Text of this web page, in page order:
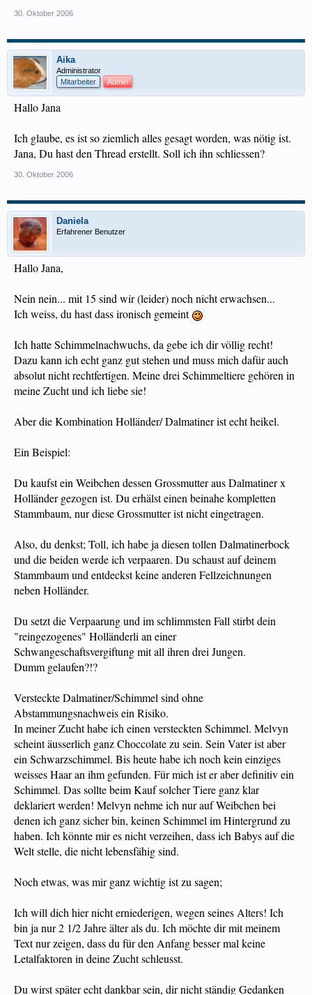
30. Oktober 2006
Aika
Administrator
Mitarbeiter
Admin
Hallo Jana
Ich glaube, es ist so ziemlich alles gesagt worden, was nötig ist.
Jana, Du hast den Thread erstellt. Soll ich ihn schliessen?
30. Oktober 2006
Daniela
Erfahrener Benutzer
Hallo Jana,
Nein nein... mit 15 sind wir (leider) noch nicht erwachsen...
Ich weiss, du hast dass ironisch gemeint
Ich hatte Schimmelnachwuchs, da gebe ich dir völlig recht!
Dazu kann ich echt ganz gut stehen und muss mich dafür auch
absolut nicht rechtfertigen. Meine drei Schimmeltiere gehören in
meine Zucht und ich liebe sie!
Aber die Kombination Holländer/ Dalmatiner ist echt heikel.
Ein Beispiel:
Du kaufst ein Weibchen dessen Grossmutter aus Dalmatiner x
Holländer gezogen ist. Du erhälst einen beinahe kompletten
Stammbaum, nur diese Grossmutter ist nicht eingetragen.
Also, du denkst; Toll, ich habe ja diesen tollen Dalmatinerbock
und die beiden werde ich verpaaren. Du schaust auf deinem
Stammbaum und entdeckst keine anderen Fellzeichnungen
neben Holländer.
Du setzt die Verpaarung und im schlimmsten Fall stirbt dein
"reingezogenes" Holländerli an einer
Schwangeschaftsvergiftung mit all ihren drei Jungen.
Dumm gelaufen?!?
Versteckte Dalmatiner/Schimmel sind ohne
Abstammungsnachweis ein Risiko.
In meiner Zucht habe ich einen versteckten Schimmel. Melvyn
scheint äusserlich ganz Choccolate zu sein. Sein Vater ist aber
ein Schwarzschimmel. Bis heute habe ich noch kein einziges
weisses Haar an ihm gefunden. Für mich ist er aber definitiv ein
Schimmel. Das sollte beim Kauf solcher Tiere ganz klar
deklariert werden! Melvyn nehme ich nur auf Weibchen bei
denen ich ganz sicher bin, keinen Schimmel im Hintergrund zu
haben. Ich könnte mir es nicht verzeihen, dass ich Babys auf die
Welt stelle, die nicht lebensfähig sind.
Noch etwas, was mir ganz wichtig ist zu sagen;
Ich will dich hier nicht erniederigen, wegen seines Alters! Ich
bin ja nur 2 1/2 Jahre älter als du. Ich möchte dir mit meinem
Text nur zeigen, dass du für den Anfang besser mal keine
Letalfaktoren in deine Zucht schleusst.
Du wirst später echt dankbar sein, dir nicht ständig Gedanken